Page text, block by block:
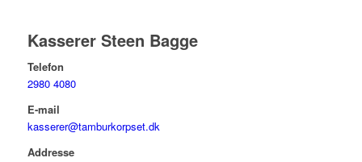
Kasserer Steen Bagge
Telefon
2980 4080
E-mail
kasserer@tamburkorpset.dk
Addresse